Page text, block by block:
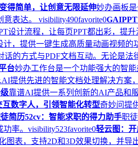
得简单，让创意无限延伸妙办画板
表达。 visibility490favorite0
设计流程，让每页PPT都出彩，提
，提供一键生成高质量动画视频的
的方式与PDF文档互动。无论是法
台妙办工作台是一个功能强大的智
提供先进的智能文档处理解决方
靠谱AI提供一系列创新的AI产品和
数字人，引领智能化转型奇妙问提
简历52cv：智能求职的得力助手职
率。 visibility523favorite0轻云图：
表，支持2D和3D效果切换，并导